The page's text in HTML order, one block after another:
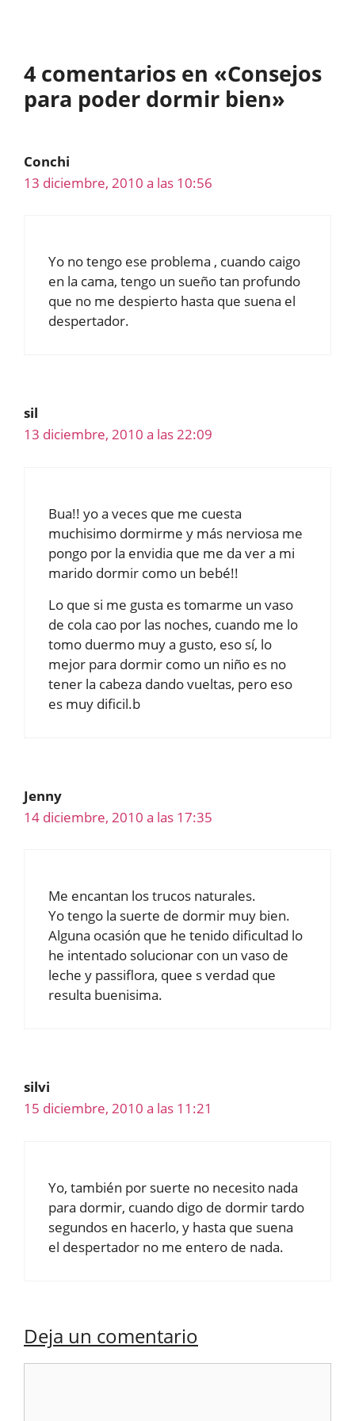
4 comentarios en «Consejos
para poder dormir bien»
Conchi
13 diciembre, 2010 a las 10:56
Yo no tengo ese problema , cuando caigo
en la cama, tengo un sueño tan profundo
que no me despierto hasta que suena el
despertador.
sil
13 diciembre, 2010 a las 22:09
Bua!! yo a veces que me cuesta
muchisimo dormirme y más nerviosa me
pongo por la envidia que me da ver a mi
marido dormir como un bebé!!
Lo que si me gusta es tomarme un vaso
de cola cao por las noches, cuando me lo
tomo duermo muy a gusto, eso sí, lo
mejor para dormir como un niño es no
tener la cabeza dando vueltas, pero eso
es muy dificil.b
Jenny
14 diciembre, 2010 a las 17:35
Me encantan los trucos naturales.
Yo tengo la suerte de dormir muy bien.
Alguna ocasión que he tenido dificultad lo
he intentado solucionar con un vaso de
leche y passiflora, quee s verdad que
resulta buenisima.
silvi
15 diciembre, 2010 a las 11:21
Yo, también por suerte no necesito nada
para dormir, cuando digo de dormir tardo
segundos en hacerlo, y hasta que suena
el despertador no me entero de nada.
Deja un comentario